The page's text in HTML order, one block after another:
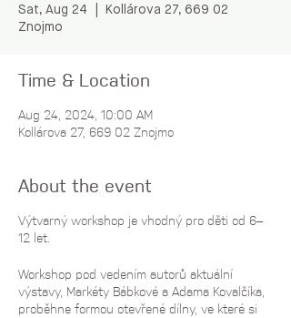
Sat, Aug 24
Kollárova 27, 669 02
Znojmo
Time & Location
Aug 24, 2024, 10:00 AM
Kollárova 27, 669 02 Znojmo
About the event
Výtvarný workshop je vhodný pro děti od 6–
12 let.
Workshop pod vedením autorů aktuální
výstavy, Markéty Bábkové a Adama Kovalčíka,
proběhne formou otevřené dílny, ve které si